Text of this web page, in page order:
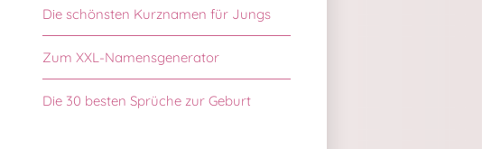
Die schönsten Kurznamen für Jungs
Zum XXL-Namensgenerator
Die 30 besten Sprüche zur Geburt